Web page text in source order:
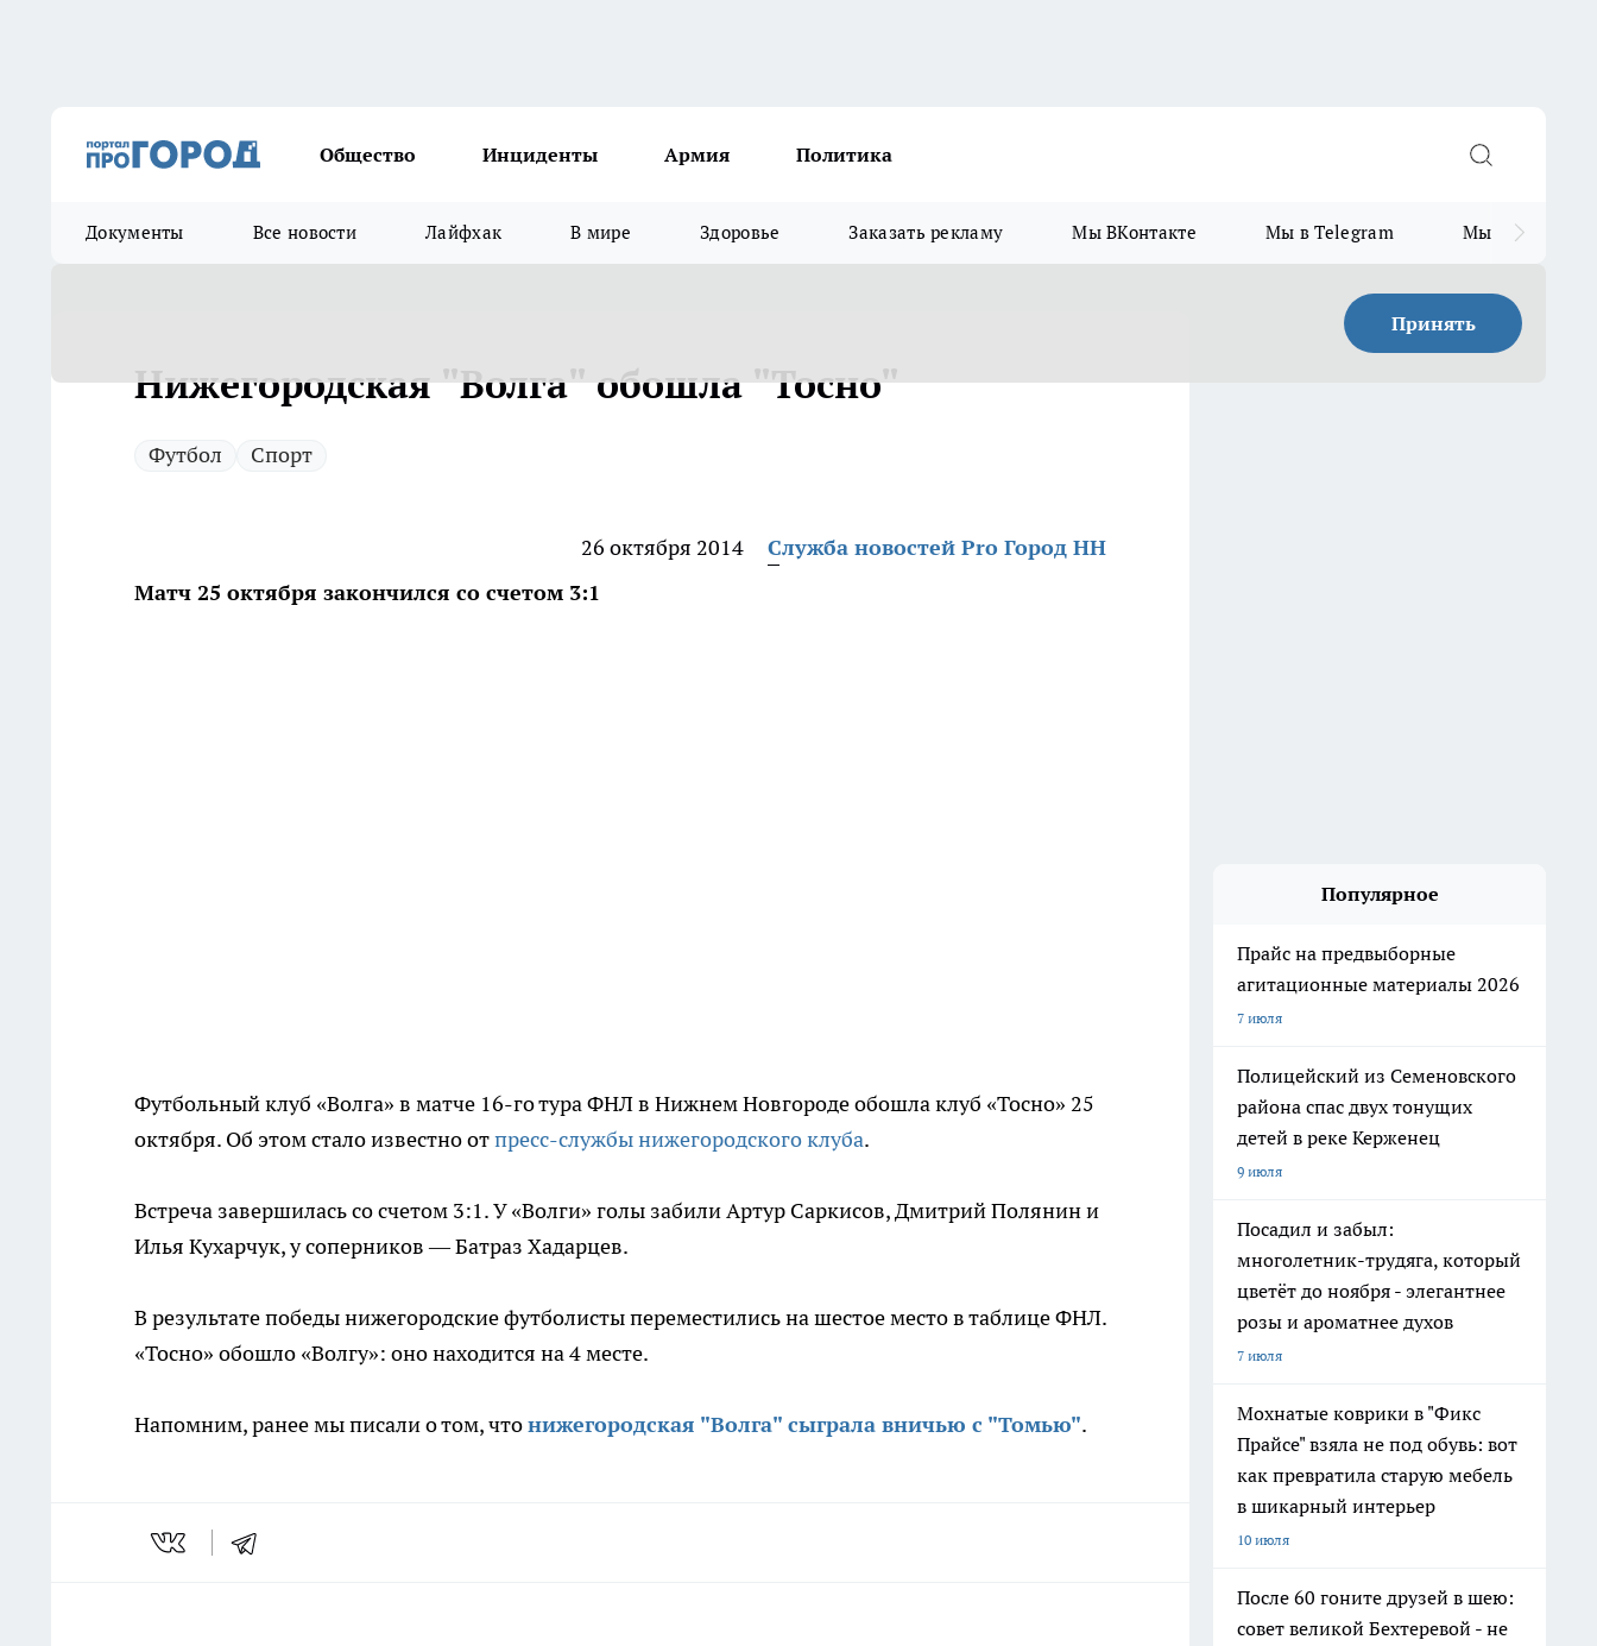
Общество Инциденты Армия Политика
Документы Все новости Лайфхак В мире Здоровье Заказать рекламу Мы ВКонтакте Мы в Telegram Мы в MAX
Принять
Нижегородская "Волга" обошла "Тосно"
Футбол Спорт
26 октября 2014
Служба новостей Pro Город НН
Матч 25 октября закончился со счетом 3:1
Футбольный клуб «Волга» в матче 16-го тура ФНЛ в Нижнем Новгороде обошла клуб «Тосно» 25
октября. Об этом стало известно отпресс-службы нижегородского клуба.
Встреча завершилась со счетом 3:1. У «Волги» голы забили Артур Саркисов, Дмитрий Полянин и
Илья Кухарчук, у соперников — Батраз Хадарцев.
В результате победы нижегородские футболисты переместились на шестое место в таблице ФНЛ.
«Тосно» обошло «Волгу»: оно находится на 4 месте.
Напомним, ранее мы писали о том, чтонижегородская "Волга" сыграла вничью с "Томью".
Популярное
Прайс на предвыборные
агитационные материалы 2026
7 июля
Полицейский из Семеновского
района спас двух тонущих
детей в реке Керженец
9 июля
Посадил и забыл:
многолетник-трудяга, который
цветёт до ноября - элегантнее
розы и ароматнее духов
7 июля
Мохнатые коврики в "Фикс
Прайсе" взяла не под обувь: вот
как превратила старую мебель
в шикарный интерьер
10 июля
После 60 гоните друзей в шею:
совет великой Бехтеревой - не